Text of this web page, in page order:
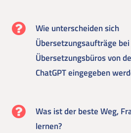
Wie unterscheiden sich
Übersetzungsaufträge bei
Übersetzungsbüros von
ChatGPT eingegeben
Was ist der beste Weg,
lernen?